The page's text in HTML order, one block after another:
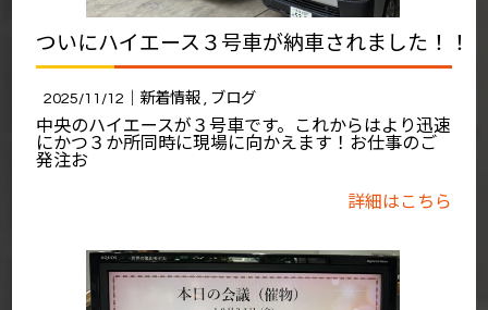
ついにハイエース３号車が納車されました！！
2025/11/12｜ 新着情報 ブログ
中央のハイエースが３号車です。これからはより迅速
にかつ３か所同時に現場に向かえます！お仕事のご
発注お
詳細はこちら